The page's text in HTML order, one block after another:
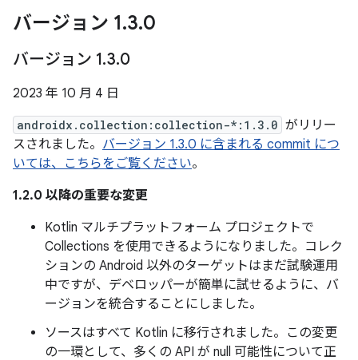
バージョン 1.3.0
バージョン 1.3.0
2023 年 10 月 4 日
androidx.collection:collection-*:1.3.0 がリリー
スされました。 バージョン 1.3.0 に含まれる commit につ
いては、こちらをご覧ください。
1.2.0 以降の重要な変更
Kotlin マルチプラットフォーム プロジェクトで
Collections を使用できるようになりました。コレク
ションの Android 以外のターゲットはまだ試験運用
中ですが、デベロッパーが簡単に試せるように、バ
ージョンを統合することにしました。
ソースはすべて Kotlin に移行されました。この変更
の一環として、多くの API が null 可能性について正